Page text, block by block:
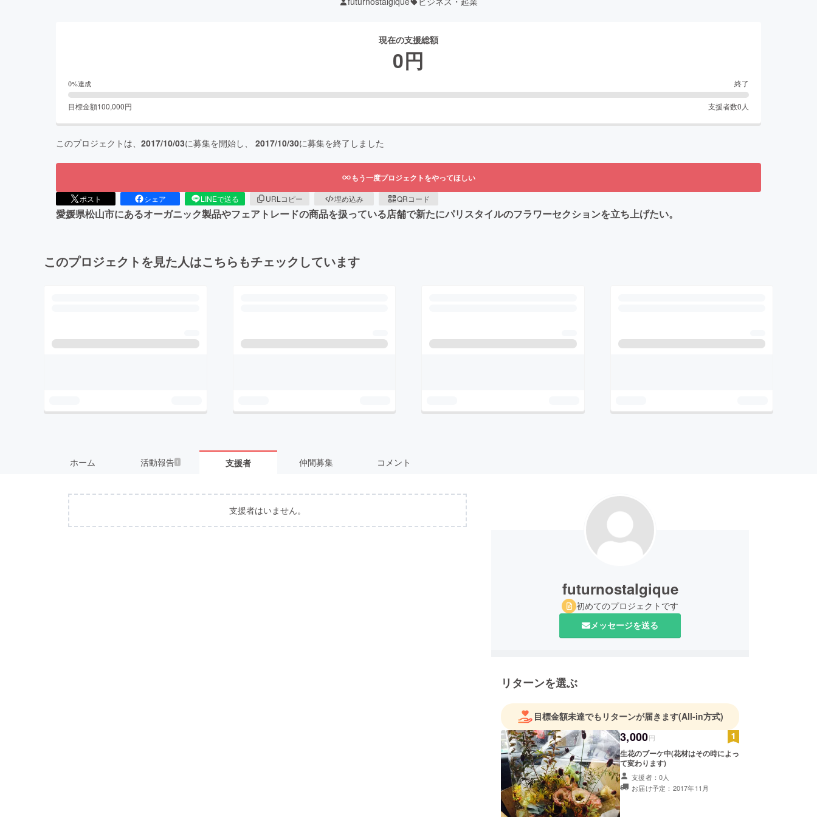
現在の支援総額
0円
0%達成 終了
目標金額100,000円 支援者数0 人
このプロジェクトは、 2017/10/03に募集を開始し、 2017/10/30に募集を終了しました
もう一度プロジェクトをやってほしい
ポスト シェア LINEで送る URLコピー 埋め込み QRコード
愛媛県松山市にあるオーガニック製品やフェアトレードの商品を扱っている店舗で新たにパリスタイルのフラワーセクションを立ち上げたい。
このプロジェクトを見た人はこちらもチェックしています
ホーム 活動報告 1 支援者 仲間募集 コメント
支援者はいません。
futurnostalgique
初めてのプロジェクトです
メッセージを送る
リターンを選ぶ
目標金額未達でもリターンが届きます(All-in方式)
3,000円
生花のブーケ中(花材はその時によっ
て変わります)
支援者：0人
お届け予定：2017年11月